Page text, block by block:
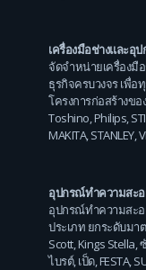
เครื่องมือช่างและอุ
จัดจำหน่ายเครื่องมื
ธุรกิจครบวงจร เพื่อ
โครงการก่อสร้างข
Toshino,Philips,
MAKITA,STANLEY,
อุปกรณ์ทำความสะ
อุปกรณ์ทำความสะ
ประเภท ยกระดับม
Scott, Kings Stella
ไบรต์, เป็ด, FESTA,